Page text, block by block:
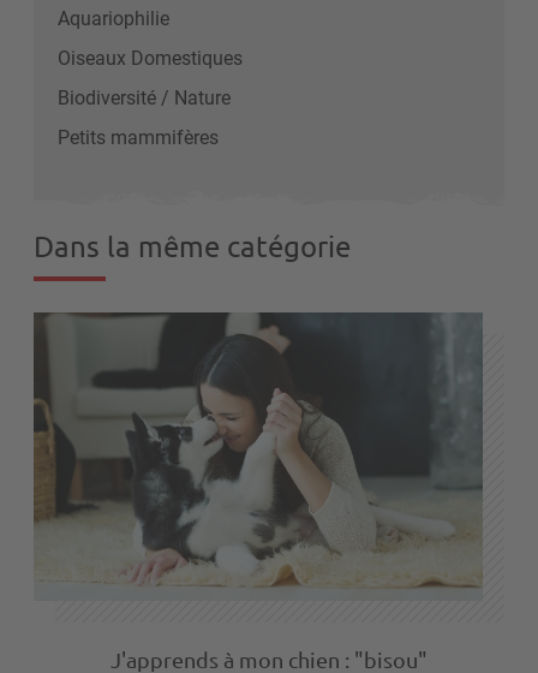
Aquariophilie
Oiseaux Domestiques
Biodiversité / Nature
Petits mammifères
Dans la même catégorie
J'apprends à mon chien : "bisou"